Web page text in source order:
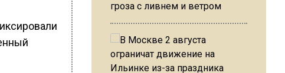
гроза с ливнем и ветром